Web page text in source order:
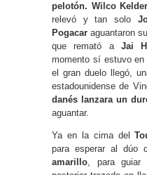
pelotón. Wilco
relevó y tan solo
Pogacar aguantaron
que remató a Jai
momento sí estuvo
el gran duelo llegó,
estadounidense de
danés lanzara un
aguantar.
Ya en la cima del
para esperar al dúo
amarillo, para guiar